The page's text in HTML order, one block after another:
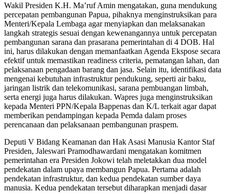
Wakil Presiden K.H. Ma’ruf Amin mengatakan, guna mendukung
percepatan pembangunan Papua, pihaknya menginstruksikan para
Menteri/Kepala Lembaga agar menyiapkan dan melaksanakan
langkah strategis sesuai dengan kewenangannya untuk percepatan
pembangunan sarana dan prasarana pemerintahan di 4 DOB. Hal
ini, harus dilakukan dengan memanfaatkan Agenda Ekspose secara
efektif untuk memastikan readiness criteria, pematangan lahan, dan
pelaksanaan pengadaan barang dan jasa. Selain itu, identifikasi data
mengenai kebutuhan infrastruktur pendukung, seperti air baku,
jaringan listrik dan telekomunikasi, sarana pembuangan limbah,
serta energi juga harus dilakukan. Wapres juga menginstruksikan
kepada Menteri PPN/Kepala Bappenas dan K/L terkait agar dapat
memberikan pendampingan kepada Pemda dalam proses
perencanaan dan pelaksanaan pembangunan praspem.
Deputi V Bidang Keamanan dan Hak Asasi Manusia Kantor Staf
Presiden, Jaleswari Pramodhawardani mengatakan komitmen
pemerintahan era Presiden Jokowi telah meletakkan dua model
pendekatan dalam upaya membangun Papua. Pertama adalah
pendekatan infrastruktur, dan kedua pendekatan sumber daya
manusia. Kedua pendekatan tersebut diharapkan menjadi dasar